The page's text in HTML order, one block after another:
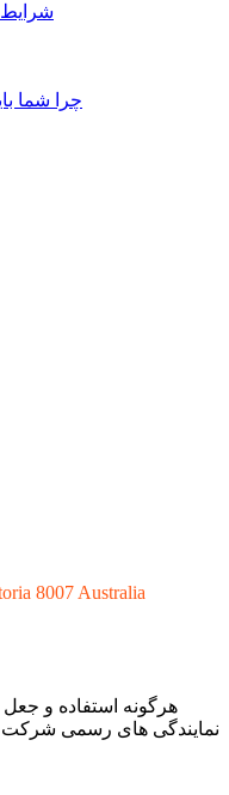
چرا شما
8007 Australia
هرگونه استفاده و
نمایندگی های رسمی